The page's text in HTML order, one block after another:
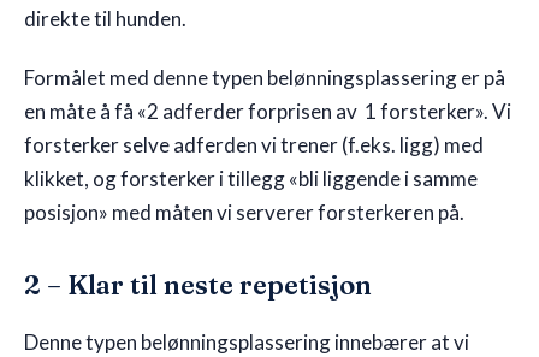
direkte til hunden.
Formålet med denne typen belønningsplassering er på
en måte å få «2 adferder forprisen av 1 forsterker». Vi
forsterker selve adferden vi trener (f.eks. ligg) med
klikket, og forsterker i tillegg «bli liggende i samme
posisjon» med måten vi serverer forsterkeren på.
2 – Klar til neste repetisjon
Denne typen belønningsplassering innebærer at vi